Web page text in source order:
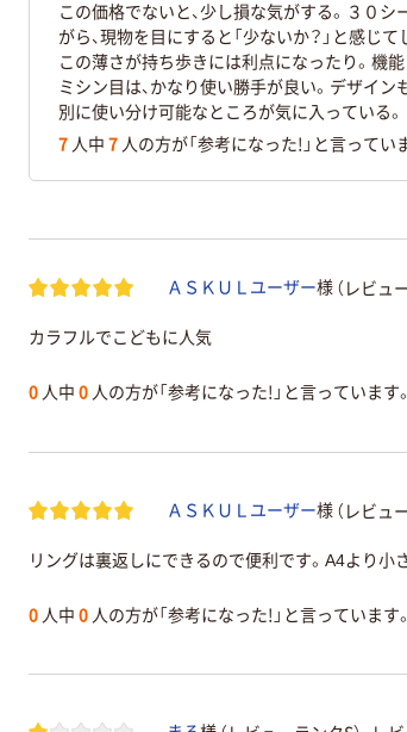
この価格でないと、少し損な気がする。３０シ
がら、現物を目にすると「少ないか？」と感じて
この薄さが持ち歩きには利点になったり。機能
ミシン目は、かなり使い勝手が良い。デザイン
別に使い分け可能なところが気に入っている。
7 人中 7 人の方が「参考になった!」と言ってい
ＡＳＫＵＬユーザー様 （レビュ
カラフルでこどもに人気
0 人中 0 人の方が「参考になった!」と言っています。
ＡＳＫＵＬユーザー様 （レビュ
リングは裏返しにできるので便利です。A4より小
0 人中 0 人の方が「参考になった!」と言っています。